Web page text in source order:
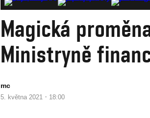
Magická
Ministryně
mc
5. května 2021 · 18:00